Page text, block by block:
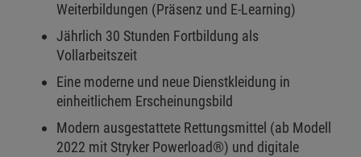
Weiterbildungen (Präsenz und E-Learning)
Jährlich 30 Stunden Fortbildung als
Vollarbeitszeit
Eine moderne und neue Dienstkleidung in
einheitlichem Erscheinungsbild
Modern ausgestattete Rettungsmittel (ab Modell
2022 mit Stryker Powerload®) und digitale